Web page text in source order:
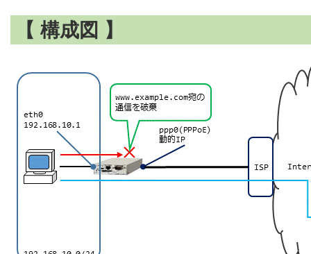
【 構成図 】